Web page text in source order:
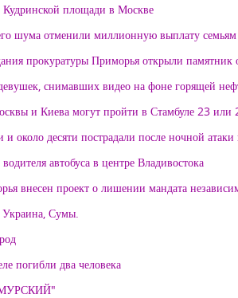
Кудринской площади в Москве
шума отменили миллионную выплату
прокуратуры Приморья открыли
снимавших видео на фоне горящей
и Киева могут пройти в Стамбуле 23 или
и около десяти пострадали после ночной
автобуса в центре Владивостока
внесен проект о лишении мандата
Сумы.
погибли два человека